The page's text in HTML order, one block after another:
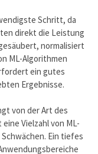
Schritt, da
direkt die Leistung
normalisiert
ML-Algorithmen
ein gutes
Ergebnisse.
von der Art des
Vielzahl von ML-
Ein tiefes